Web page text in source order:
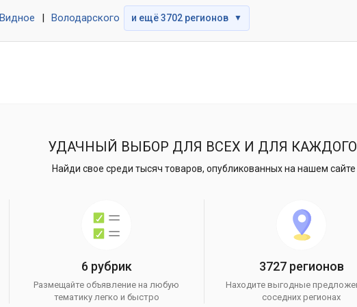
Видное Володарского и ещё 3702 регионов ▼
УДАЧНЫЙ ВЫБОР ДЛЯ ВСЕХ И ДЛЯ
Найди свое среди тысяч товаров, опубликованных на нашем сайте
6 рубрик
Размещайте объявление на любую
тематику легко и быстро
3727 регионов
Находите выгодные
соседних регионах